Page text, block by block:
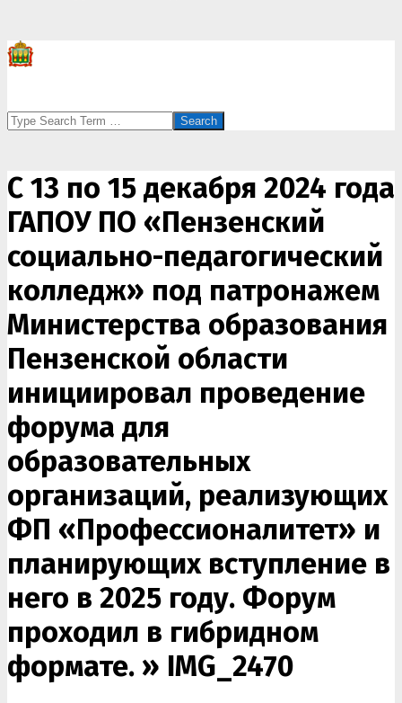
Search
С 13 по 15 декабря 2024 года
ГАПОУ ПО «Пензенский
социально-педагогический
колледж» под патронажем
Министерства образования
Пензенской области
инициировал проведение
форума для
образовательных
организаций, реализующих
ФП «Профессионалитет» и
планирующих вступление в
него в 2025 году. Форум
проходил в гибридном
формате. » IMG_2470